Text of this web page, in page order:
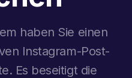
haben Sie einen
Instagram-Post-
Es beseitigt die